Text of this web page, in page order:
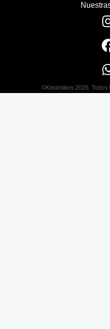
©Kerámikos 2026. Todos